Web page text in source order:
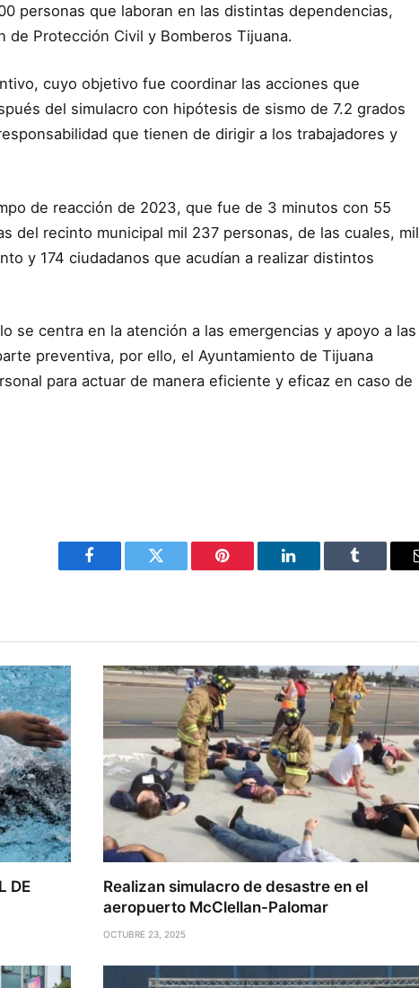
personas que laboran en las distintas dependencias,
de Protección Civil y Bomberos Tijuana.
cuyo objetivo fue coordinar las acciones que
del simulacro con hipótesis de sismo de 7.2 grados
que tienen de dirigir a los trabajadores y
de reacción de 2023, que fue de 3 minutos con 55
del recinto municipal mil 237 personas, de las cuales, mil
y 174 ciudadanos que acudían a realizar distintos
se centra en la atención a las emergencias y apoyo a las
preventiva, por ello, el Ayuntamiento de Tijuana
para actuar de manera eficiente y eficaz en caso de
Facebook Twitter Pinterest LinkedIn Tumblr
DE
Realizan simulacro de desastre en el
aeropuerto McClellan-Palomar
OCTUBRE 23, 2025